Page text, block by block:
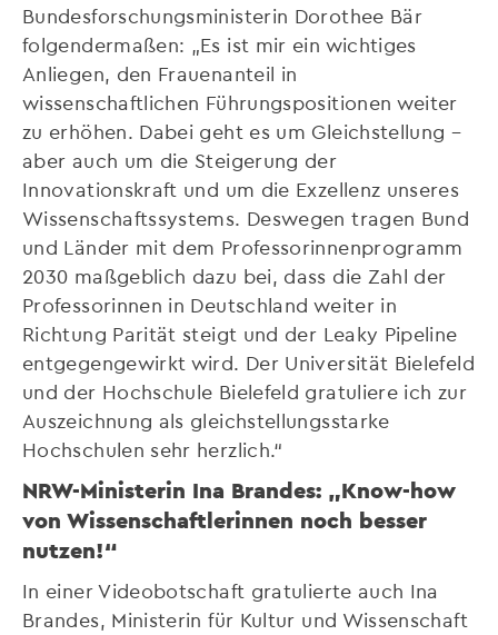
Bundesforschungsministerin Dorothee Bär
folgendermaßen: „Es ist mir ein wichtiges
Anliegen, den Frauenanteil in
wissenschaftlichen Führungspositionen weiter
zu erhöhen. Dabei geht es um Gleichstellung –
aber auch um die Steigerung der
Innovationskraft und um die Exzellenz unseres
Wissenschaftssystems. Deswegen tragen Bund
und Länder mit dem Professorinnenprogramm
2030 maßgeblich dazu bei, dass die Zahl der
Professorinnen in Deutschland weiter in
Richtung Parität steigt und der Leaky Pipeline
entgegengewirkt wird. Der Universität Bielefeld
und der Hochschule Bielefeld gratuliere ich zur
Auszeichnung als gleichstellungsstarke
Hochschulen sehr herzlich.“
NRW-Ministerin Ina Brandes: „Know-how
von Wissenschaftlerinnen noch besser
nutzen!“
In einer Videobotschaft gratulierte auch Ina
Brandes, Ministerin für Kultur und Wissenschaft